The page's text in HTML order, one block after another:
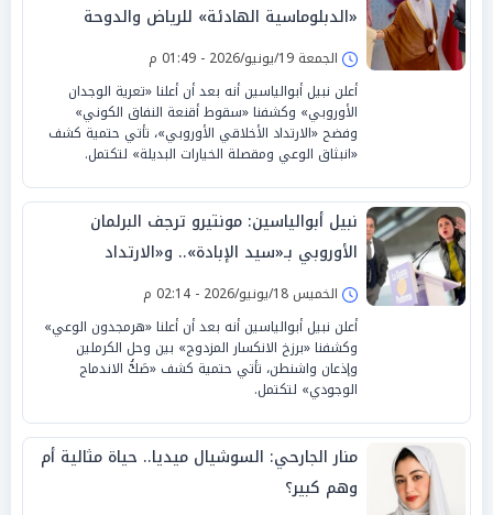
«الدبلوماسية الهادئة» للرياض والدوحة
تتفوق على «اللهاث الصهيوني»
الجمعة 19/يونيو/2026 - 01:49 م
أعلن نبيل أبوالياسين أنه بعد أن أعلنا «تعرية الوجدان
الأوروبي» وكشفنا «سقوط أقنعة النفاق الكوني»
وفضح «الارتداد الأخلاقي الأوروبي»، تأتي حتمية كشف
«انبثاق الوعي ومقصلة الخيارات البديلة» لتكتمل.
نبيل أبوالياسين: مونتيرو ترجف البرلمان
الأوروبي بـ«سيد الإبادة».. و«الارتداد
الارتعاشي للدولار» يبرر الاستسلام الحتمي
الخميس 18/يونيو/2026 - 02:14 م
أعلن نبيل أبوالياسين أنه بعد أن أعلنا «هرمجدون الوعي»
وكشفنا «برزخ الانكسار المزدوج» بين وحل الكرملين
وإذعان واشنطن، تأتي حتمية كشف «صَكُّ الاندماج
الوجودي» لتكتمل.
منار الجارحي: السوشيال ميديا.. حياة مثالية أم
وهم كبير؟